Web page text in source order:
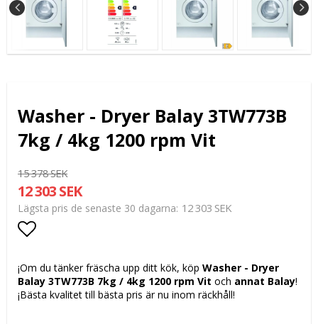
Washer - Dryer Balay 3TW773B
7kg / 4kg 1200 rpm Vit
15 378 SEK
12 303 SEK
Lägsta pris de senaste 30 dagarna 12 303 SEK
Lägg till i favoritlistan
¡Om du tänker fräscha upp ditt kök, köp Washer - Dryer
Balay 3TW773B 7kg / 4kg 1200 rpm Vit och annat Balay!
¡Bästa kvalitet till bästa pris är nu inom räckhåll!